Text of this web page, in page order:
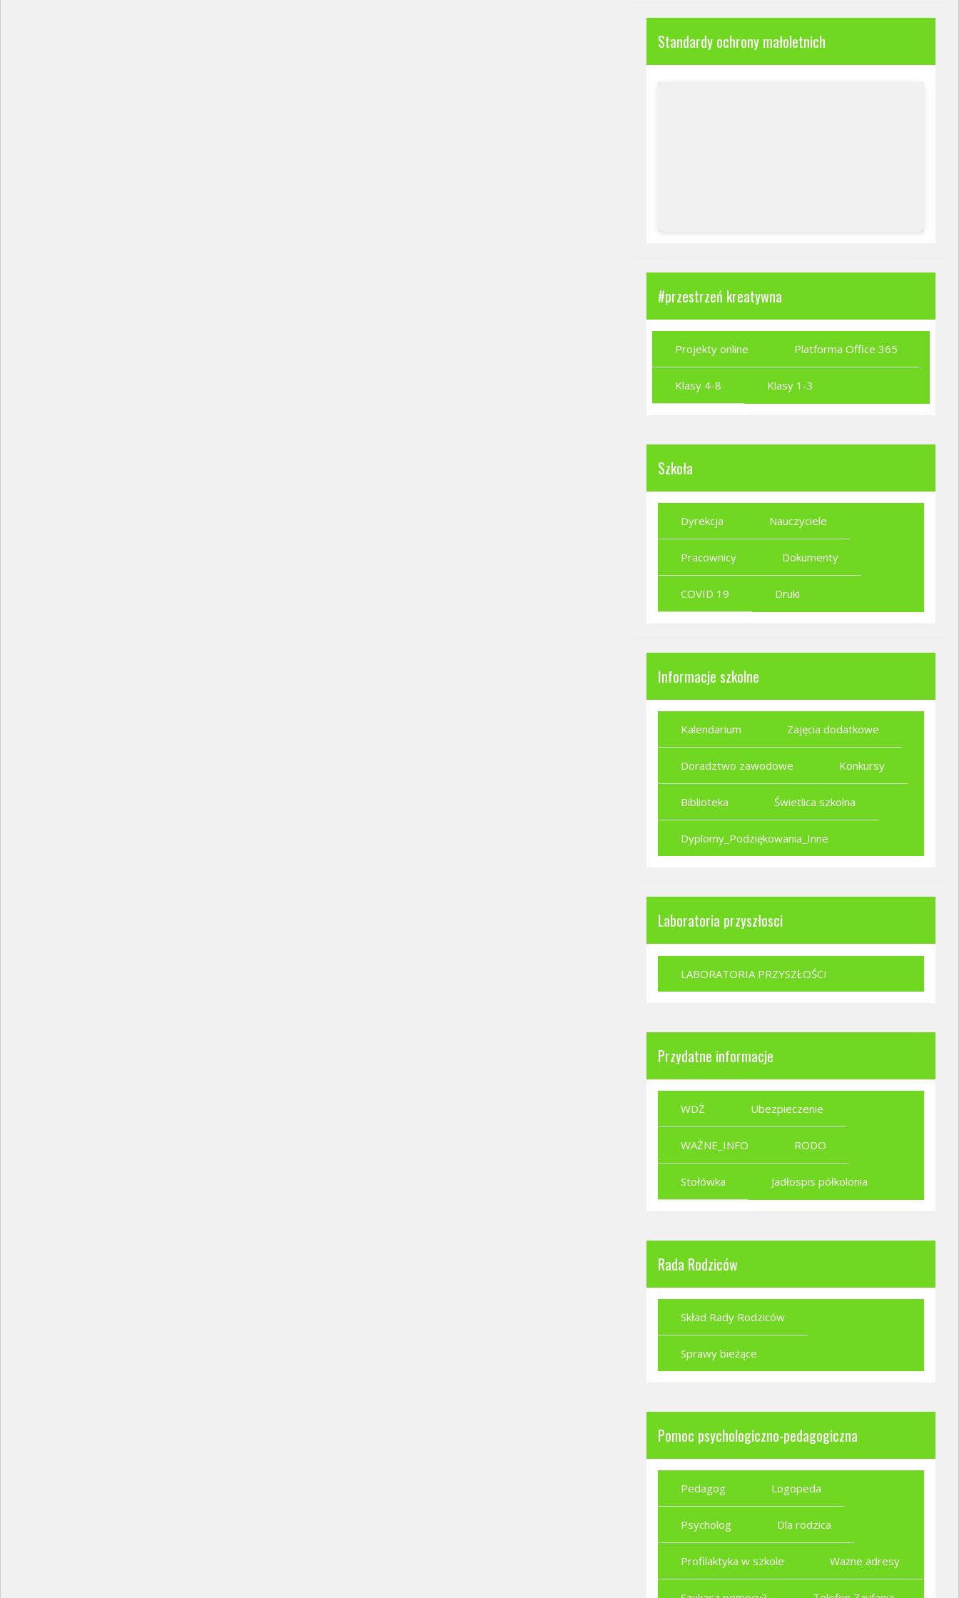
Standardy ochrony małoletnich
#przestrzeń kreatywna
Projekty online Platforma Office 365
Klasy 4-8 Klasy 1-3
Szkoła
Dyrekcja Nauczyciele
Pracownicy Dokumenty
COVID 19 Druki
Informacje szkolne
Kalendarium Zajęcia dodatkowe
Doradztwo zawodowe Konkursy
Biblioteka Świetlica szkolna
Dyplomy_Podziękowania_Inne
Laboratoria przyszłosci
LABORATORIA PRZYSZŁOŚCI
Przydatne informacje
WDŻ Ubezpieczenie
WAŻNE_INFO RODO
Stołówka Jadłospis półkolonia
Rada Rodziców
Skład Rady Rodziców
Sprawy bieżące
Pomoc psychologiczno-pedagogiczna
Pedagog Logopeda
Psycholog Dla rodzica
Profilaktyka w szkole Ważne adresy